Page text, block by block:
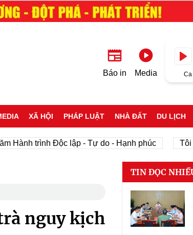
Báo in Media Ca
XÃ HỘI PHÁP LUẬT NHÀ ĐẤT DU LỊCH
trình Độc lập - Tự do - Hạnh phúc Tôi yêu
nguy kịch
TIN ĐỌC